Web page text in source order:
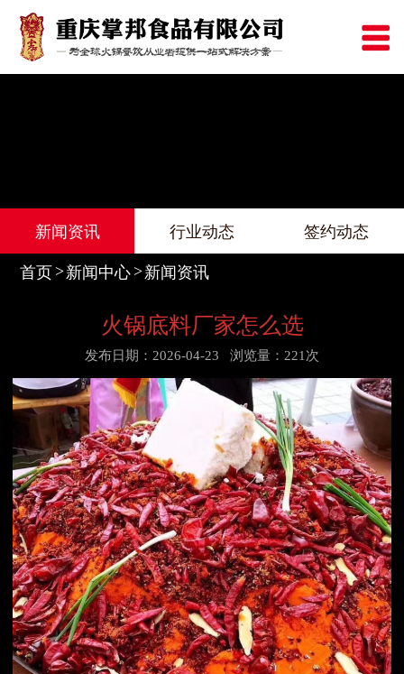
新闻资讯 行业动态 签约动态
首页 新闻中心 新闻资讯
火锅底料厂家怎么选
发布日期：2026-04-23 浏览量：221次